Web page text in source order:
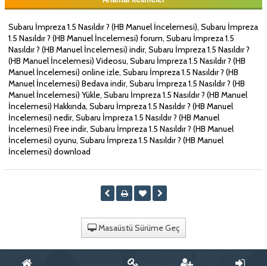
Subaru İmpreza 1.5 Nasıldır ? (HB Manuel İncelemesi), Subaru İmpreza
1.5 Nasıldır ? (HB Manuel İncelemesi) forum, Subaru İmpreza 1.5
Nasıldır ? (HB Manuel İncelemesi) indir, Subaru İmpreza 1.5 Nasıldır ?
(HB Manuel İncelemesi) Videosu, Subaru İmpreza 1.5 Nasıldır ? (HB
Manuel İncelemesi) online izle, Subaru İmpreza 1.5 Nasıldır ? (HB
Manuel İncelemesi) Bedava indir, Subaru İmpreza 1.5 Nasıldır ? (HB
Manuel İncelemesi) Yükle, Subaru İmpreza 1.5 Nasıldır ? (HB Manuel
İncelemesi) Hakkında, Subaru İmpreza 1.5 Nasıldır ? (HB Manuel
İncelemesi) nedir, Subaru İmpreza 1.5 Nasıldır ? (HB Manuel
İncelemesi) Free indir, Subaru İmpreza 1.5 Nasıldır ? (HB Manuel
İncelemesi) oyunu, Subaru İmpreza 1.5 Nasıldır ? (HB Manuel
İncelemesi) download
Masaüstü Sürüme Geç